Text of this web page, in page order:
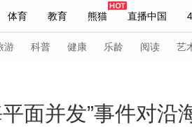
体育 教育 熊猫 直播中国
妙语 热解读 天天学习
持人 下载央视影音
游 科普 健康 乐龄 阅读 艺
面并发”事件对沿